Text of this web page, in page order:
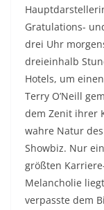
Gratulations-
drei Uhr
dreieinhalb
Hotels, um
Terry O’Neill
dem Zenit ihrer
wahre Natur
Showbiz. Nur
größten
Melancholie
verpasste dem